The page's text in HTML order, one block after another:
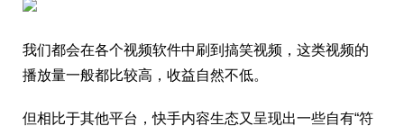
我们都会在各个视频软件中刷到搞笑视频，这类视频的
播放量一般都比较高，收益自然不低。
但相比于其他平台，快手内容生态又呈现出一些自有“符